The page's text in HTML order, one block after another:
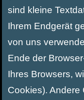
sind kleine
Ihrem Endgerät
von uns
Ende der
Ihres Browsers,
Cookies). Andere